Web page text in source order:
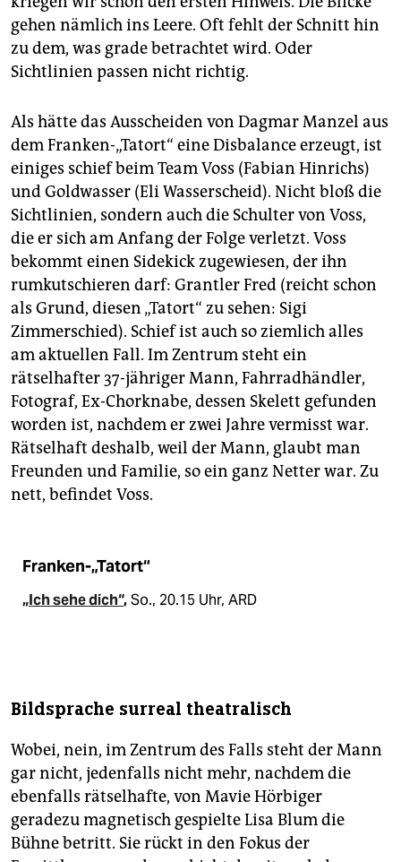
gehen nämlich ins Leere. Oft fehlt der Schnitt hin
zu dem, was grade betrachtet wird. Oder
Sichtlinien passen nicht richtig.
Als hätte das Ausscheiden von Dagmar Manzel aus
dem Franken-„Tatort“ eine Disbalance erzeugt, ist
einiges schief beim Team Voss (Fabian Hinrichs)
und Goldwasser (Eli Wasserscheid). Nicht bloß die
Sichtlinien, sondern auch die Schulter von Voss,
die er sich am Anfang der Folge verletzt. Voss
bekommt einen Sidekick zugewiesen, der ihn
rumkutschieren darf: Grantler Fred (reicht schon
als Grund, diesen „Tatort“ zu sehen: Sigi
Zimmerschied). Schief ist auch so ziemlich alles
am aktuellen Fall. Im Zentrum steht ein
rätselhafter 37-jähriger Mann, Fahrradhändler,
Fotograf, Ex-Chorknabe, dessen Skelett gefunden
worden ist, nachdem er zwei Jahre vermisst war.
Rätselhaft deshalb, weil der Mann, glaubt man
Freunden und Familie, so ein ganz Netter war. Zu
nett, befindet Voss.
Franken-„Tatort“
„Ich sehe dich“,So., 20.15 Uhr, ARD
Bildsprache surreal theatralisch
Wobei, nein, im Zentrum des Falls steht der Mann
gar nicht, jedenfalls nicht mehr, nachdem die
ebenfalls rätselhafte, von Mavie Hörbiger
geradezu magnetisch gespielte Lisa Blum die
Bühne betritt. Sie rückt in den Fokus der